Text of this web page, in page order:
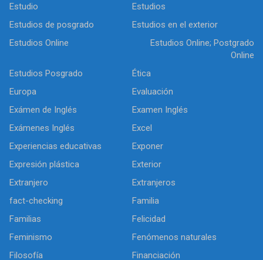
Estudio
Estudios
Estudios de posgrado
Estudios en el exterior
Estudios Online
Estudios Online; Postgrado
Online
Estudios Posgrado
Ética
Europa
Evaluación
Exámen de Inglés
Examen Inglés
Exámenes Inglés
Excel
Experiencias educativas
Exponer
Expresión plástica
Exterior
Extranjero
Extranjeros
fact-checking
Familia
Familias
Felicidad
Feminismo
Fenómenos naturales
Filosofía
Financiación